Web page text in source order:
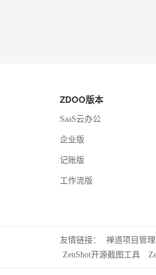
ZDOO版本
SaaS云办公
企业版
记账版
工作流版
友情链接： 禅道项目管
ZenShot开源截图工具